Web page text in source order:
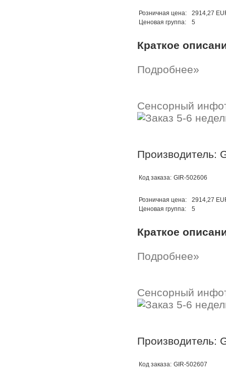
Розничная цена:
2914,27
Ценовая группа:
5
Краткое
Подробнее»
Сенсорный
Производитель:
Код заказа: GIR-502606
Розничная цена:
2914,27
Ценовая группа:
5
Краткое
Подробнее»
Сенсорный
Производитель:
Код заказа: GIR-502607